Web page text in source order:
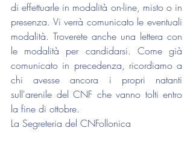
di effettuarle in modalità on-line, misto o in
presenza. Vi verrà comunicato le eventuali
modalità. Troverete anche una lettera con
le modalità per candidarsi. Come già
comunicato in precedenza, ricordiamo a
chi avesse ancora i propri natanti
sull'arenile del CNF che vanno tolti entro
la fine di ottobre.
La Segreteria del CNFollonica